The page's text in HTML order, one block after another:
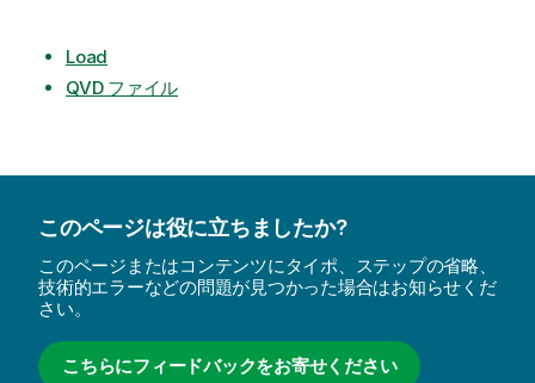
Load
QVD ファイル
このページは役に立ちましたか?
このページまたはコンテンツにタイポ、ステップの省略、
技術的エラーなどの問題が見つかった場合はお知らせくだ
さい。
こちらにフィードバックをお寄せください